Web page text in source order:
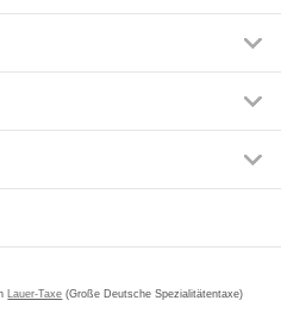
Lauer-Taxe (Große Deutsche Spezialitätentaxe)